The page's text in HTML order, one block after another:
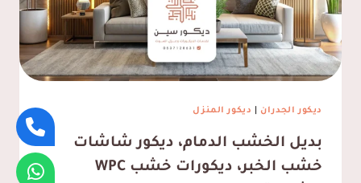
مغاسل
الشرقية
ديكور الجدران ديكور المنزل
بديل الخشب الدمام، ديكور شاشات
خشب الخبر، ديكورات خشب WPC